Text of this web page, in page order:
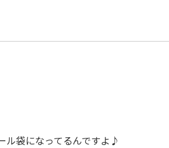
ル袋になってるんですよ♪